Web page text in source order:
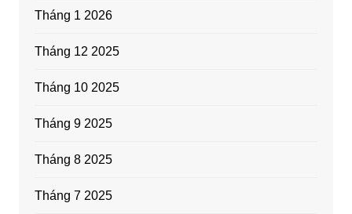
Tháng 1 2026
Tháng 12 2025
Tháng 10 2025
Tháng 9 2025
Tháng 8 2025
Tháng 7 2025